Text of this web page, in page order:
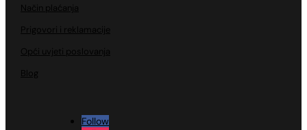
Način plaćanja
Prigovori i reklamacije
Opći uvjeti poslovanja
Blog
Follow